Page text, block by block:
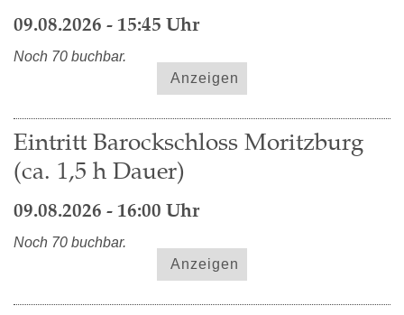
09.08.2026 - 15:45 Uhr
Noch 70 buchbar.
Anzeigen
Eintritt Barockschloss Moritzburg
(ca. 1,5 h Dauer)
09.08.2026 - 16:00 Uhr
Noch 70 buchbar.
Anzeigen